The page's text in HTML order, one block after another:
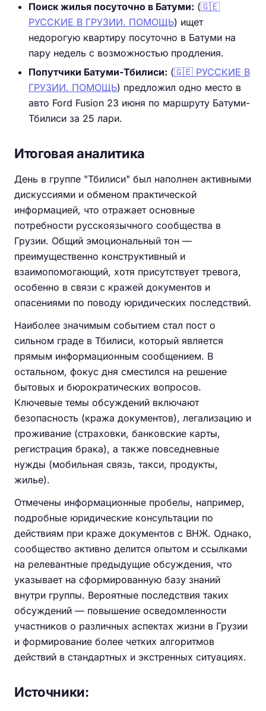
Поиск жилья посуточно в Батуми: (🇬🇪
РУССКИЕ В ГРУЗИИ. ПОМОЩЬ) ищет
недорогую квартиру посуточно в Батуми на
пару недель с возможностью продления.
Попутчики Батуми-Тбилиси: (🇬🇪 РУССКИЕ В
ГРУЗИИ. ПОМОЩЬ) предложил одно место в
авто Ford Fusion 23 июня по маршруту Батуми-
Тбилиси за 25 лари.
Итоговая аналитика
День в группе "Тбилиси" был наполнен активными
дискуссиями и обменом практической
информацией, что отражает основные
потребности русскоязычного сообщества в
Грузии. Общий эмоциональный тон —
преимущественно конструктивный и
взаимопомогающий, хотя присутствует тревога,
особенно в связи с кражей документов и
опасениями по поводу юридических последствий.
Наиболее значимым событием стал пост о
сильном граде в Тбилиси, который является
прямым информационным сообщением. В
остальном, фокус дня сместился на решение
бытовых и бюрократических вопросов.
Ключевые темы обсуждений включают
безопасность (кража документов), легализацию и
проживание (страховки, банковские карты,
регистрация брака), а также повседневные
нужды (мобильная связь, такси, продукты,
жилье).
Отмечены информационные пробелы, например,
подробные юридические консультации по
действиям при краже документов с ВНЖ. Однако,
сообщество активно делится опытом и ссылками
на релевантные предыдущие обсуждения, что
указывает на сформированную базу знаний
внутри группы. Вероятные последствия таких
обсуждений — повышение осведомленности
участников о различных аспектах жизни в Грузии
и формирование более четких алгоритмов
действий в стандартных и экстренных ситуациях.
Источники: